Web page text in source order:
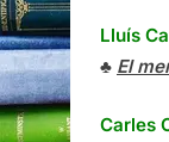
Lluís
♣ El
Carles